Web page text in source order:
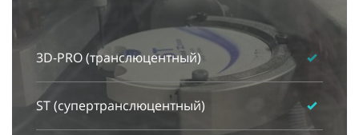
3D-PRO (транслюцентный)
ST (супертранслюцентный)